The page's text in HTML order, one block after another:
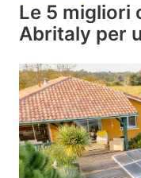
Le 5 migliori
Abritaly per